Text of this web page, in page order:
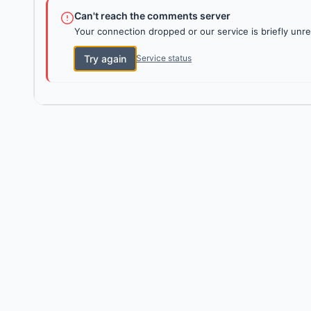
Can't reach the comments server
Your connection dropped or our service is briefly
Try again Service status